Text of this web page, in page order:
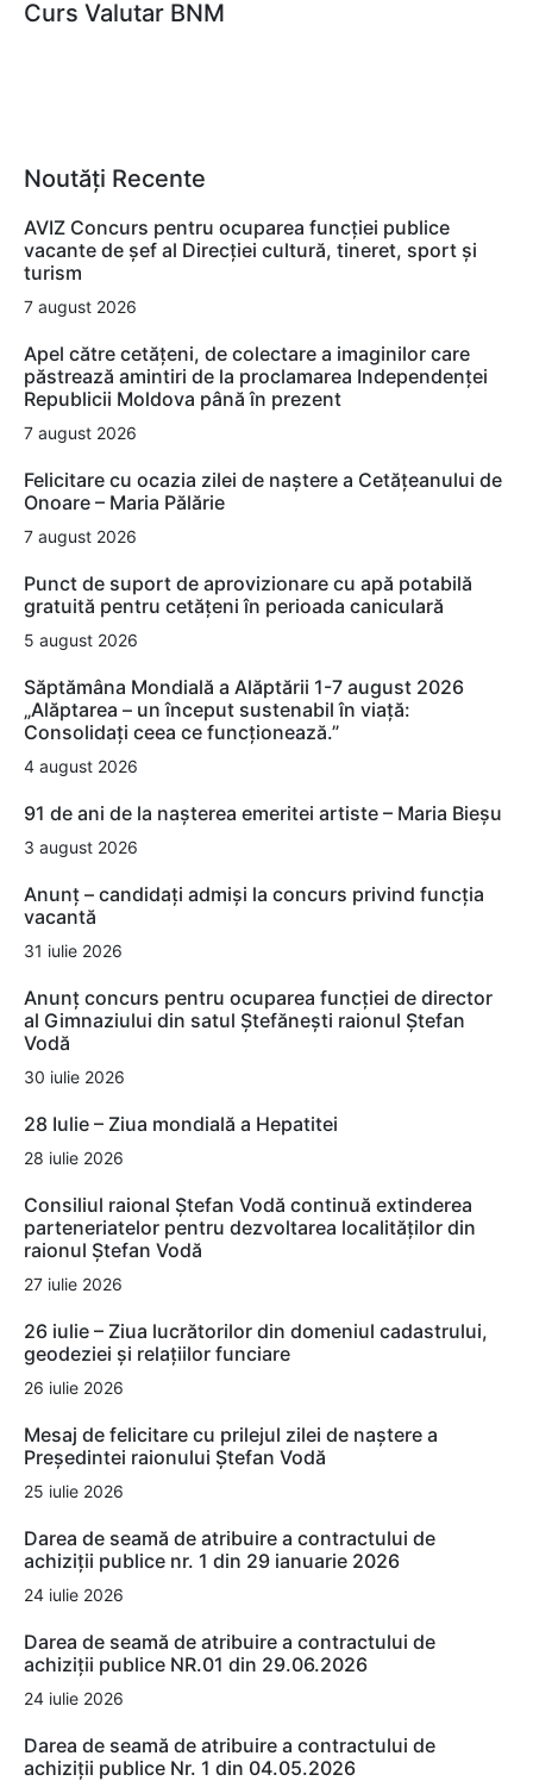
Curs Valutar BNM
Noutăți Recente
AVIZ Concurs pentru ocuparea funcţiei publice
vacante de şef al Direcţiei cultură, tineret, sport şi
turism
7 august 2026
Apel către cetățeni, de colectare a imaginilor care
păstrează amintiri de la proclamarea Independenței
Republicii Moldova până în prezent
7 august 2026
Felicitare cu ocazia zilei de naștere a Cetățeanului de
Onoare – Maria Pălărie
7 august 2026
Punct de suport de aprovizionare cu apă potabilă
gratuită pentru cetățeni în perioada caniculară
5 august 2026
Săptămâna Mondială a Alăptării 1-7 august 2026
„Alăptarea – un început sustenabil în viață:
Consolidați ceea ce funcționează.”
4 august 2026
91 de ani de la nașterea emeritei artiste – Maria Bieșu
3 august 2026
Anunț – candidați admiși la concurs privind funcția
vacantă
31 iulie 2026
Anunț concurs pentru ocuparea funcției de director
al Gimnaziului din satul Ștefănești raionul Ștefan
Vodă
30 iulie 2026
28 Iulie – Ziua mondială a Hepatitei
28 iulie 2026
Consiliul raional Ștefan Vodă continuă extinderea
parteneriatelor pentru dezvoltarea localităților din
raionul Ștefan Vodă
27 iulie 2026
26 iulie – Ziua lucrătorilor din domeniul cadastrului,
geodeziei și relațiilor funciare
26 iulie 2026
Mesaj de felicitare cu prilejul zilei de naștere a
Președintei raionului Ștefan Vodă
25 iulie 2026
Darea de seamă de atribuire a contractului de
achiziții publice nr. 1 din 29 ianuarie 2026
24 iulie 2026
Darea de seamă de atribuire a contractului de
achiziții publice NR.01 din 29.06.2026
24 iulie 2026
Darea de seamă de atribuire a contractului de
achiziții publice Nr. 1 din 04.05.2026